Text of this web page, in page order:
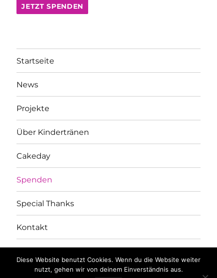
JETZT SPENDEN
Startseite
News
Projekte
Über Kindertränen
Cakeday
Spenden
Special Thanks
Kontakt
FacebookInstagram
Diese Website benutzt Cookies. Wenn du die Website weiter
nutzt, gehen wir von deinem Einverständnis aus.